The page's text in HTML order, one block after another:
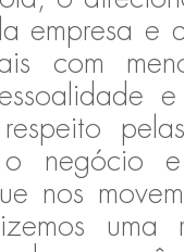
empresa e
com
o negócio
nos
uma